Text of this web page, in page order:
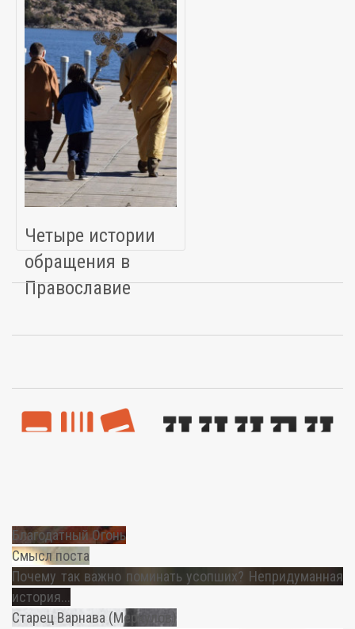
Четыре истории
обращения в
Православие
Благодатный Огонь
Смысл поста
Почему так важно поминать усопших? Непридуманная
история...
Старец Варнава (Меркулов)